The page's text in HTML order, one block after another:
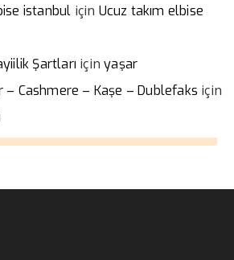
istanbul için Ucuz takım elbise
Şartları içinyaşar
– Cashmere – Kaşe – Dublefaks için